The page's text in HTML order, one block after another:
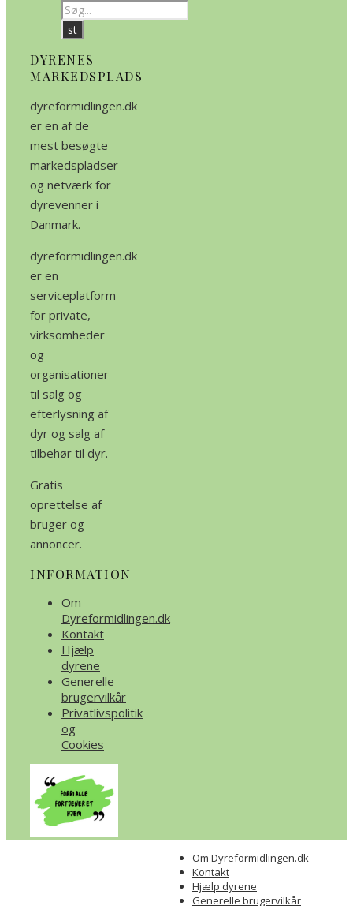
DYRENES
MARKEDSPLADS
dyreformidlingen.dk
er en af de
mest besøgte
markedspladser
og netværk for
dyrevenner i
Danmark.
dyreformidlingen.dk
er en
serviceplatform
for private,
virksomheder
og
organisationer
til salg og
efterlysning af
dyr og salg af
tilbehør til dyr.
Gratis
oprettelse af
bruger og
annoncer.
INFORMATION
Om
Dyreformidlingen.dk
Kontakt
Hjælp
dyrene
Generelle
brugervilkår
Privatlivspolitik
og
Cookies
Om Dyreformidlingen.dk
Kontakt
Hjælp dyrene
Generelle brugervilkår